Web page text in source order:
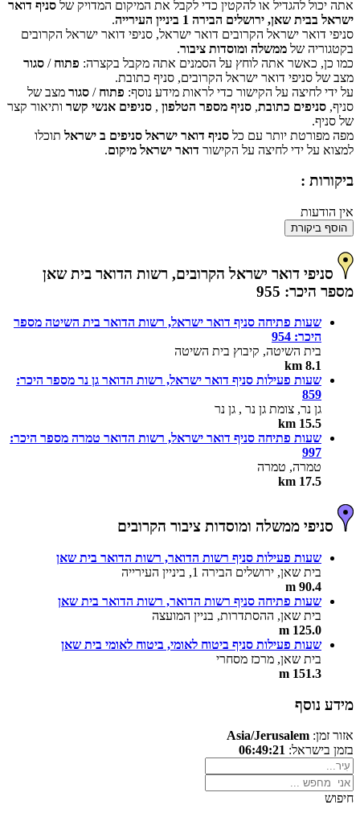
‏דף זה לא יכול לטעון את מפות Google כראוי.
האם האתר הזה בבעלותך? אישור
אתה יכול להגדיל או להקטין כדי לקבל את המיקום המדויק של סניף דואר
ישראל בבית שאן, ירושלים הבירה 1 ביניין העירייה
.
סניפי דואר ישראל הקרובים דואר ישראל, סניפי דואר ישראל הקרובים
בקטגוריה של ממשלה ומוסדות ציבור.
כמו כן, כאשר אתה לוחץ על הסמנים אתה מקבל בקצרה: פתוח / סגור
מצב של סניפי דואר ישראל הקרובים, סניף כתובת.
על ידי לחיצה על הקישור כדי לראות מידע נוסף: פתוח / סגור מצב של
סניף, סניפים כתובת, סניף מספר הטלפון , סניפים אנשי קשר ותיאור קצר
של סניף.
מפה מפורטת יותר עם כל סניף דואר ישראל סניפים ב ישראל תוכלו
למצוא על ידי לחיצה על הקישור דואר ישראל מיקום.
ביקורות :
אין הודעות
הוסף ביקורת
סניפי דואר ישראל הקרובים, רשות הדואר בית שאן
מספר היכר: 955
שעות פתיחה סניף דואר ישראל, רשות הדואר בית השיטה מספר
היכר: 954
בית השיטה, קיבוץ בית השיטה
8.1 km
שעות פעילות סניף דואר ישראל, רשות הדואר גן נר מספר היכר:
859
גן נר, צומת גן נר , גן נר
15.5 km
שעות פתיחה סניף דואר ישראל, רשות הדואר טמרה מספר היכר:
997
טמרה, טמרה
17.5 km
סניפי ממשלה ומוסדות ציבור הקרובים
שעות פעילות סניף רשות הדואר, רשות הדואר בית שאן
בית שאן, ירושלים הבירה 1, ביניין העירייה
90.4 m
שעות פתיחה סניף רשות הדואר, רשות הדואר בית שאן
בית שאן, ההסתדרות, בניין המועצה
125.0 m
שעות פעילות סניף ביטוח לאומי, ביטוח לאומי בית שאן
בית שאן, מרכז מסחרי
151.3 m
מידע נוסף
אזור זמן: Asia/Jerusalem
בזמן בישראל: 06:49:21
חיפוש